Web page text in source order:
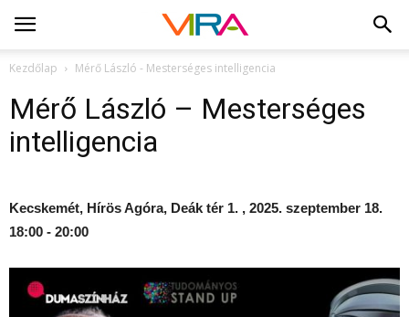
Kezdőlap Mérő László - Mesterséges intelligencia
Mérő László – Mesterséges
intelligencia
Kecskemét, Hírös Agóra, Deák tér 1. , 2025. szeptember 18.
18:00 - 20:00